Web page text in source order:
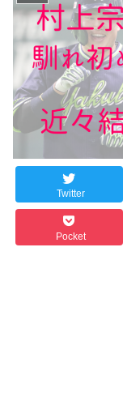
Twitter
Pocket